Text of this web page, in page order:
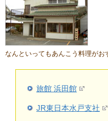
なんといってもあんこう料理がお
旅館 浜田館
JR東日本水戸支社